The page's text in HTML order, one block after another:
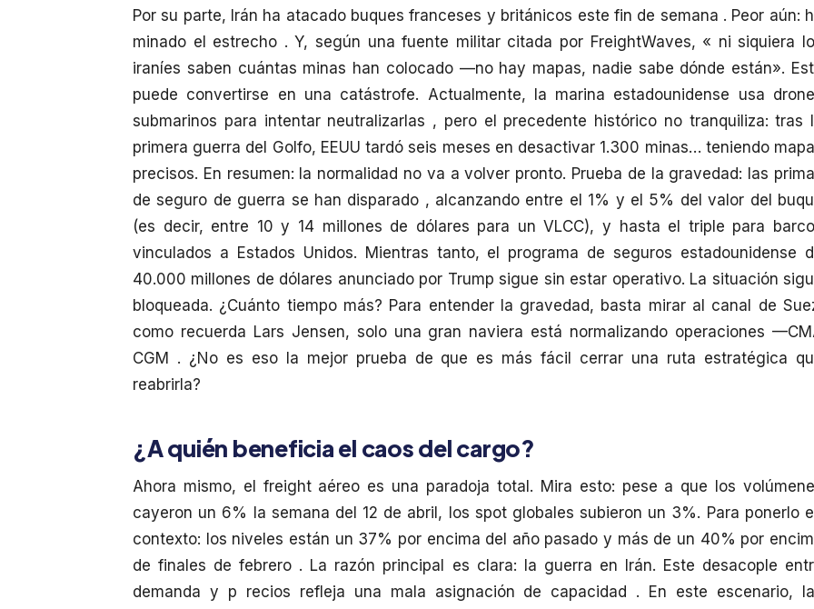
Por su parte, Irán ha atacado buques franceses y británicos este fin de semana . Peor aún:
minado el estrecho . Y, según una fuente militar citada por FreightWaves, « ni siquiera
iraníes saben cuántas minas han colocado —no hay mapas, nadie sabe dónde están».
puede convertirse en una catástrofe. Actualmente, la marina estadounidense usa
submarinos para intentar neutralizarlas , pero el precedente histórico no tranquiliza: tras
primera guerra del Golfo, EEUU tardó seis meses en desactivar 1.300 minas… teniendo
precisos. En resumen: la normalidad no va a volver pronto. Prueba de la gravedad: las
de seguro de guerra se han disparado , alcanzando entre el 1% y el 5% del valor del
(es decir, entre 10 y 14 millones de dólares para un VLCC), y hasta el triple para
vinculados a Estados Unidos. Mientras tanto, el programa de seguros estadounidense
40.000 millones de dólares anunciado por Trump sigue sin estar operativo. La situación
bloqueada. ¿Cuánto tiempo más? Para entender la gravedad, basta mirar al canal de
como recuerda Lars Jensen, solo una gran naviera está normalizando operaciones
CGM . ¿No es eso la mejor prueba de que es más fácil cerrar una ruta estratégica
reabrirla?
¿A quién beneficia el caos del cargo?
Ahora mismo, el freight aéreo es una paradoja total. Mira esto: pese a que los
cayeron un 6% la semana del 12 de abril, los spot globales subieron un 3%. Para ponerlo
contexto: los niveles están un 37% por encima del año pasado y más de un 40% por
de finales de febrero . La razón principal es clara: la guerra en Irán. Este desacople
demanda y p recios refleja una mala asignación de capacidad . En este escenario,